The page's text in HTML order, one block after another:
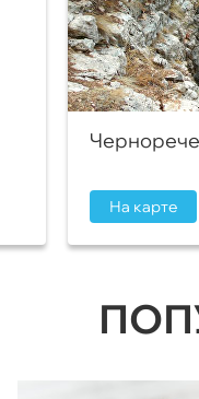
На карте